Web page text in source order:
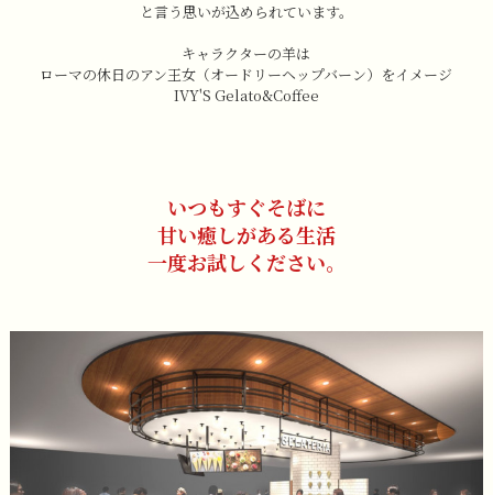
と言う思いが込められています。
キャラクターの羊は
ローマの休日のアン王女（オードリーヘップバーン）をイメージ
IVY'S Gelato&Coffee
いつもすぐそばに
甘い癒しがある生活
一度お試しください。